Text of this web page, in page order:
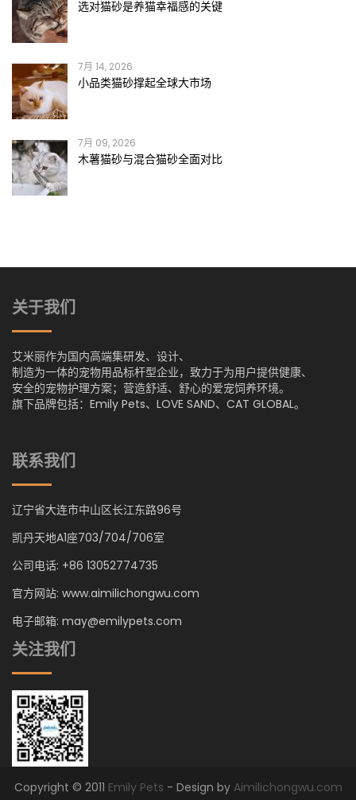
选对猫砂是养猫幸福感的关键
7月 14, 2026
小品类猫砂撑起全球大市场
7月 09, 2026
木薯猫砂与混合猫砂全面对比
关于我们
艾米丽作为国内高端集研发、设计、
制造为一体的宠物用品标杆型企业，致力于为用户提供健康、
安全的宠物护理方案；营造舒适、舒心的爱宠饲养环境。
旗下品牌包括：Emily Pets、LOVE SAND、CAT GLOBAL。
联系我们
辽宁省大连市中山区长江东路96号
凯丹天地A1座703/704/706室
公司电话: +86 13052774735
官方网站: www.aimilichongwu.com
电子邮箱: may@emilypets.com
关注我们
Copyright © 2011 Emily Pets - Design by Aimilichongwu.com